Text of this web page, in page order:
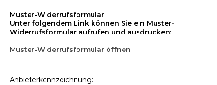
Muster-Widerrufsformular
Unter folgendem Link können Sie ein Muster-
Widerrufsformular aufrufen und ausdrucken:
Muster-Widerrufsformular öffnen
Anbieterkennzeichnung: